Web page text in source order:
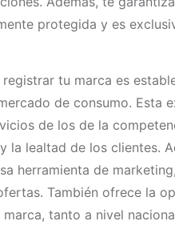
protegida y es
tu marca es
de consumo. Esta
de los de la
la lealtad de los clientes.
herramienta de
También ofrece la
tanto a nivel